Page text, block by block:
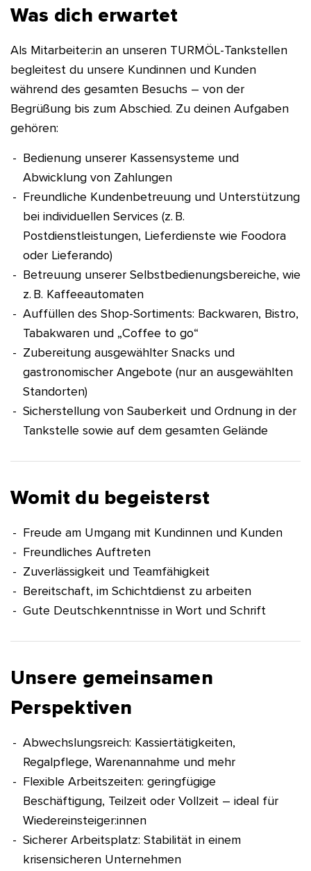
Was dich erwartet
Als Mitarbeiter:in an unseren TURMÖL-Tankstellen
begleitest du unsere Kundinnen und Kunden
während des gesamten Besuchs – von der
Begrüßung bis zum Abschied. Zu deinen Aufgaben
gehören:
Bedienung unserer Kassensysteme und
Abwicklung von Zahlungen
Freundliche Kundenbetreuung und Unterstützung
bei individuellen Services (z. B.
Postdienstleistungen, Lieferdienste wie Foodora
oder Lieferando)
Betreuung unserer Selbstbedienungsbereiche, wie
z. B. Kaffeeautomaten
Auffüllen des Shop-Sortiments: Backwaren, Bistro,
Tabakwaren und „Coffee to go“
Zubereitung ausgewählter Snacks und
gastronomischer Angebote (nur an ausgewählten
Standorten)
Sicherstellung von Sauberkeit und Ordnung in der
Tankstelle sowie auf dem gesamten Gelände
Womit du begeisterst
Freude am Umgang mit Kundinnen und Kunden
Freundliches Auftreten
Zuverlässigkeit und Teamfähigkeit
Bereitschaft, im Schichtdienst zu arbeiten
Gute Deutschkenntnisse in Wort und Schrift
Unsere gemeinsamen
Perspektiven
Abwechslungsreich: Kassiertätigkeiten,
Regalpflege, Warenannahme und mehr
Flexible Arbeitszeiten: geringfügige
Beschäftigung, Teilzeit oder Vollzeit – ideal für
Wiedereinsteiger:innen
Sicherer Arbeitsplatz: Stabilität in einem
krisensicheren Unternehmen